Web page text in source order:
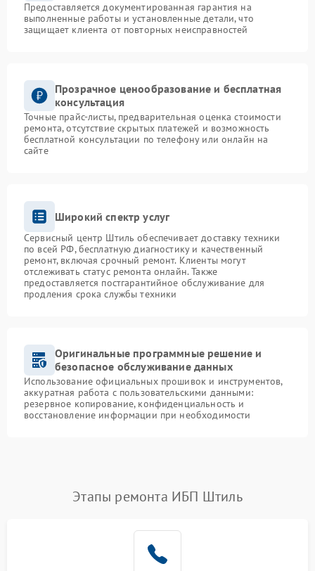
Предоставляется документированная гарантия на
выполненные работы и установленные детали, что
защищает клиента от повторных неисправностей
Прозрачное ценообразование и бесплатная
консультация
Точные прайс-листы, предварительная оценка стоимости
ремонта, отсутствие скрытых платежей и возможность
бесплатной консультации по телефону или онлайн на
сайте
Широкий спектр услуг
Сервисный центр Штиль обеспечивает доставку техники
по всей РФ, бесплатную диагностику и качественный
ремонт, включая срочный ремонт. Клиенты могут
отслеживать статус ремонта онлайн. Также
предоставляется постгарантийное обслуживание для
продления срока службы техники
Оригинальные программные решение и
безопасное обслуживание данных
Использование официальных прошивок и инструментов,
аккуратная работа с пользовательскими данными:
резервное копирование, конфиденциальность и
восстановление информации при необходимости
Этапы ремонта ИБП Штиль